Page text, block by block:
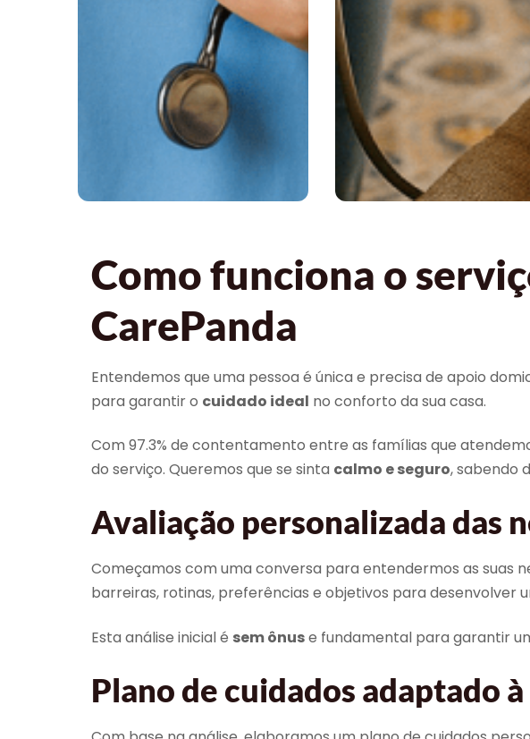
Como funciona o
CarePanda
Entendemos que uma pessoa é única e precisa de apoio
para garantir o cuidado ideal no conforto da sua casa.
Com 97.3% de contentamento entre as famílias que
do serviço. Queremos que se sinta calmo e seguro, sabendo
Avaliação personalizada das
Começamos com uma conversa para entendermos as suas
barreiras, rotinas, preferências e objetivos para desenvolver
Esta análise inicial é sem ônuse fundamental para garantir
Plano de cuidados adaptado